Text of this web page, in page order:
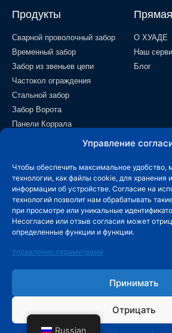
Управление
Чтобы обеспечить максимальное удобство,
технологии, как файлы cookie, для хранения
информации об устройстве. Согласие на
технологий позволит нам обрабатывать
при просмотре или уникальные
Несогласие или отзыв согласия может
определенные функции и функции.
Управление параметрами
Принимать
Отрицать
Продукты
Сварной проволочный забор
Временный забор
Забор из звеньев цепи
Частокол ограждения
Стальной забор
Забор Ворота
Панели Коррала
О ХУАДЕ
Наш
Блог
Контакт
info@wiremeshmfg.com
+86-180-3192-9999
© Авторские права принадлежат
Все права защищены.
Russian